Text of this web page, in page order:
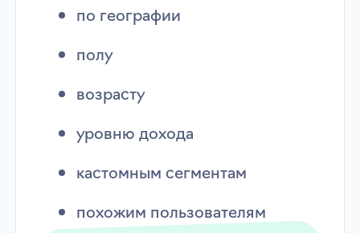
B2B
Красота и медицина
Локальные магазины
Обучение и туризм